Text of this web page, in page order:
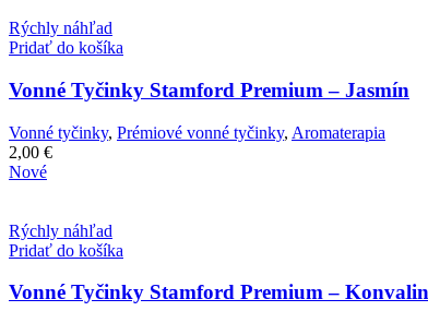
Rýchly náhľad
Pridať do košíka
Vonné Tyčinky Stamford Premium – Jasmín
Vonné tyčinky, Prémiové vonné tyčinky, Aromaterapia
2,00 €
Nové
Rýchly náhľad
Pridať do košíka
Vonné Tyčinky Stamford Premium –